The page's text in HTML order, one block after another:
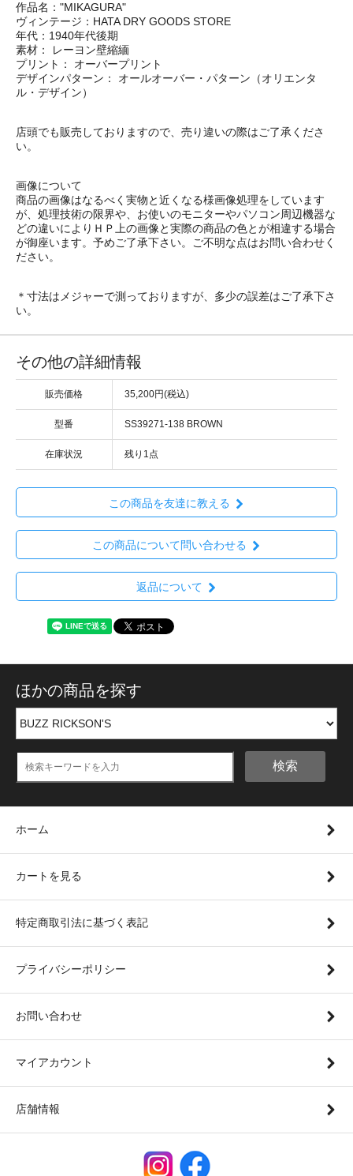
作品名："MIKAGURA"
ヴィンテージ：HATA DRY GOODS STORE
年代：1940年代後期
素材： レーヨン壁縮緬
プリント： オーバープリント
デザインパターン： オールオーバー・パターン（オリエンタ
ル・デザイン）
店頭でも販売しておりますので、売り違いの際はご了承くださ
い。
画像について
商品の画像はなるべく実物と近くなる様画像処理をしています
が、処理技術の限界や、お使いのモニターやパソコン周辺機器な
どの違いによりＨＰ上の画像と実際の商品の色とが相違する場合
が御座います。予めご了承下さい。ご不明な点はお問い合わせく
ださい。
＊寸法はメジャーで測っておりますが、多少の誤差はご了承下さ
い。
その他の詳細情報
販売価格 35,200円(税込)
型番 SS39271-138 BROWN
在庫状況 残り1点
この商品を友達に教える
この商品について問い合わせる
返品について
ほかの商品を探す
検索
ホーム
カートを見る
特定商取引法に基づく表記
プライバシーポリシー
お問い合わせ
マイアカウント
店舗情報